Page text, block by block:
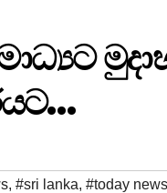
, #sri lanka, #today news